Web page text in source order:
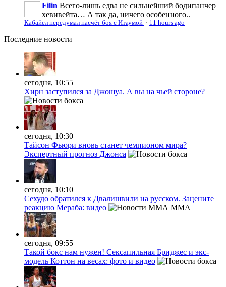
Filin Всего-лишь едва не сильнейший бодипанчер
хевивейта… А так да, ничего особенного..
Кабайел передумал насчёт боя с Итаумой · 11 hours ago
Последние новости
сегодня, 10:55
Хирн заступился за Джошуа. А вы на чьей стороне?
сегодня, 10:30
Тайсон Фьюри вновь станет чемпионом мира?
Экспертный прогноз Джонса
сегодня, 10:10
Сехудо обратился к Двалишвили на русском. Зацените
реакцию Мераба: видео
MMA
сегодня, 09:55
Такой бокс нам нужен! Сексапильная Бриджес и экс-
модель Коттон на весах: фото и видео